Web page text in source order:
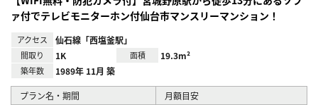
ァ付でテレビモニターホン付仙台市マンスリーマンション！
アクセス 仙石線「西塩釜駅」
間取り 1K 面積 19.3m²
築年数 1989年 11月 築
プラン名・期間 月額目安